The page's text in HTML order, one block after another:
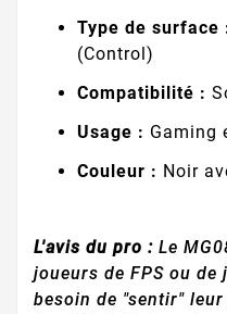
Type de surface
(Control)
Compatibilité :
Usage : Gaming
Couleur : Noir
L'avis du pro : Le
joueurs de FPS ou
besoin de "sentir"